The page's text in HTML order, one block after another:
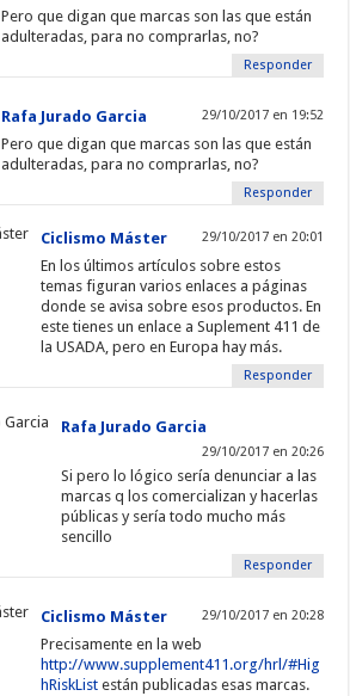
Pero que digan que marcas son las que están
adulteradas, para no comprarlas, no?
Responder
Rafa Jurado Garcia 29/10/2017 en 19:52
Pero que digan que marcas son las que están
adulteradas, para no comprarlas, no?
Responder
Ciclismo Máster 29/10/2017 en 20:01
En los últimos artículos sobre estos
temas figuran varios enlaces a páginas
donde se avisa sobre esos productos. En
este tienes un enlace a Suplement 411 de
la USADA, pero en Europa hay más.
Responder
Rafa Jurado Garcia
29/10/2017 en 20:26
Si pero lo lógico sería denunciar a las
marcas q los comercializan y hacerlas
públicas y sería todo mucho más
sencillo
Responder
Ciclismo Máster 29/10/2017 en 20:28
Precisamente en la web
http://www.supplement411.org/hrl/#Hig
hRiskList están publicadas esas marcas.